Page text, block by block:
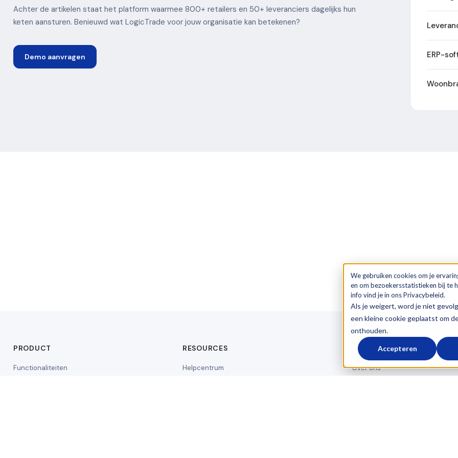
We gebruiken cookies om je
en om bezoekersstatistieken bij te
info vind je in ons Privacybeleid.
Als je weigert, word je niet
een kleine cookie geplaatst om
onthouden.
Accepteren
Achter de artikelen staat het platform waarmee 800+ retailers en 50+ leveranciers dagelijks hun
keten aansturen. Benieuwd wat LogicTrade voor jouw organisatie kan betekenen?
Demo aanvragen ERP-
PRODUCT
Functionaliteiten
RESOURCES
Helpcentrum
OVER LOGICTRADE
Over ons